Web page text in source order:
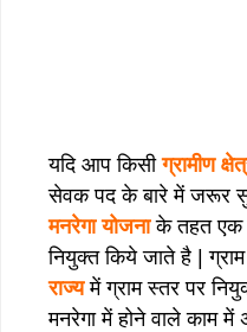
यदि आप किसीग्रामीण
सेवक पद के बारे में जरूर
मनरेगा योजनाके तहत एक
नियुक्त किये जाते है |
राज्यमें ग्राम स्तर पर
मनरेगा में होने वाले काम में